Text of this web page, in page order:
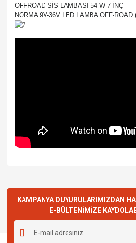
OFFROAD SİS LAMBASI 54 W 7 İNÇ
NORMA 9V-36V LED LAMBA OFF-ROAD
KAMPANYA DUYURULARIMIZDAN
E-BÜLTENİMİZE